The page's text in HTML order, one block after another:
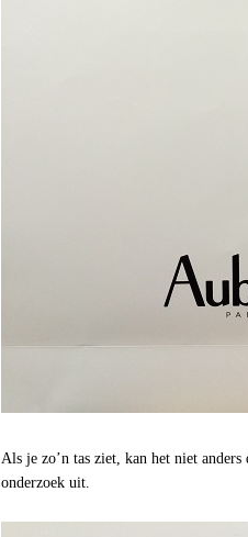
Als je zo’n tas ziet, kan het niet
onderzoek uit.